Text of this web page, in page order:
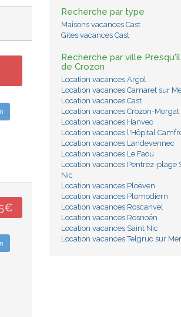
Recherche par type
Maisons vacances Cast
Gites vacances Cast
Recherche par ville
de Crozon
Location vacances Argol
Location vacances Camaret sur
Location vacances Cast
Location vacances Crozon-Morgat
Location vacances Hanvec
Location vacances l'Hôpital
Location vacances Landevennec
Location vacances Le Faou
Location vacances Pentrez-plage
Nic
Location vacances Ploéven
Location vacances Plomodiern
Location vacances Roscanvel
Location vacances Rosnoën
Location vacances Saint Nic
Location vacances Telgruc sur Mer